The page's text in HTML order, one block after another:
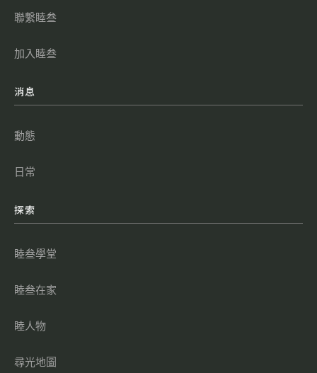
聯繫睦叁
加入睦叁
消息
動態
日常
探索
睦叁學堂
睦叁在家
睦人物
尋光地圖